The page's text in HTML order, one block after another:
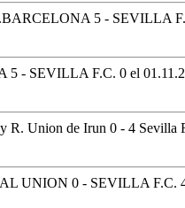
5 - SEVILLA
5 - SEVILLA F.C. 0 el
R. Union de Irun 0 - 4 Sevilla
UNION 0 - SEVILLA F.C.